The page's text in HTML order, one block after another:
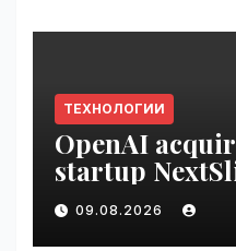
ТЕХНОЛОГИИ
OpenAI
startup
09.08.2026